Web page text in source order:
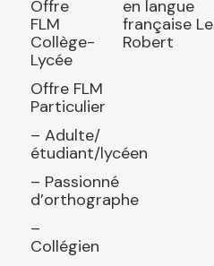
Offre
FLM
Collège-
Lycée
Offre FLM
Particulier
– Adulte/
étudiant/lycéen
– Passionné
d’orthographe
–
Collégien
en langue
française Le
Robert